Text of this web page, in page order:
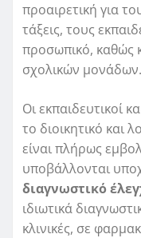
προαιρετική για
τάξεις, τους
προσωπικό, καθώς
σχολικών μονάδων.
Οι εκπαιδευτικοί
το διοικητικό και
είναι πλήρως
υποβάλλονται
διαγνωστικό
ιδιωτικά
κλινικές, σε